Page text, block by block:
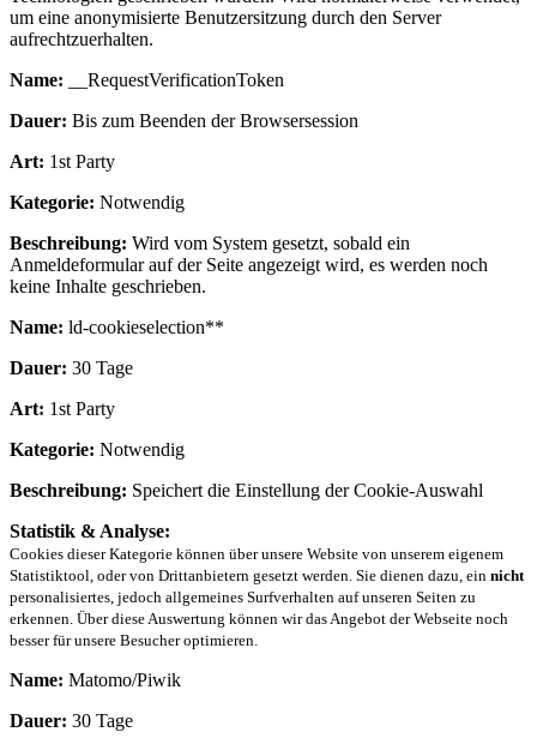
um eine anonymisierte Benutzersitzung durch den Server
aufrechtzuerhalten.
Name: __RequestVerificationToken
Dauer: Bis zum Beenden der Browsersession
Art: 1st Party
Kategorie: Notwendig
Beschreibung: Wird vom System gesetzt, sobald ein
Anmeldeformular auf der Seite angezeigt wird, es werden noch
keine Inhalte geschrieben.
Name: ld-cookieselection**
Dauer: 30 Tage
Art: 1st Party
Kategorie: Notwendig
Beschreibung: Speichert die Einstellung der Cookie-Auswahl
Statistik & Analyse:
Cookies dieser Kategorie können über unsere Website von unserem eigenem
Statistiktool, oder von Drittanbietern gesetzt werden. Sie dienen dazu, ein nicht
personalisiertes, jedoch allgemeines Surfverhalten auf unseren Seiten zu
erkennen. Über diese Auswertung können wir das Angebot der Webseite noch
besser für unsere Besucher optimieren.
Name: Matomo/Piwik
Dauer: 30 Tage